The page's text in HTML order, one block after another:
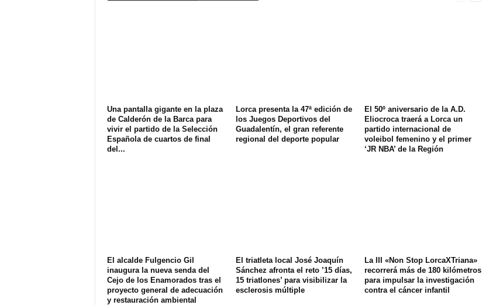
Una pantalla gigante en la plaza
de Calderón de la Barca para
vivir el partido de la Selección
Española de cuartos de final
del...
Lorca presenta la 47ª edición de
los Juegos Deportivos del
Guadalentín, el gran referente
regional del deporte popular
El 50º aniversario de la A.D.
Eliocroca traerá a Lorca un
partido internacional de
voleibol femenino y el primer
‘JR NBA’ de la Región
El alcalde Fulgencio Gil
inaugura la nueva senda del
Cejo de los Enamorados tras el
proyecto general de adecuación
y restauración ambiental
El triatleta local José Joaquín
Sánchez afronta el reto ’15 días,
15 triatlones’ para visibilizar la
esclerosis múltiple
La III «Non Stop LorcaXTriana»
recorrerá más de 180 kilómetros
para impulsar la investigación
contra el cáncer infantil